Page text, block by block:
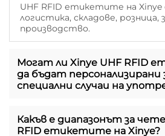
UHF RFID етикетите на Xinye
логистика, складове, розница,
производство.
Могат ли Xinye UHF RFID
да бъдат персонализирани
специални случаи на
Какъв е диапазонът за
RFID етикетите на Xinye?